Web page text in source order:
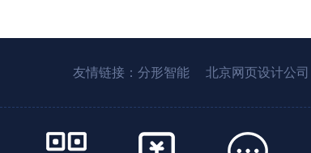
友情链接： 分形智能 北京网页设计公司